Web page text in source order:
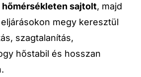
hőmérsékleten sajtolt, majd
megy keresztül
szagtalanítás,
hőstabil és hosszan